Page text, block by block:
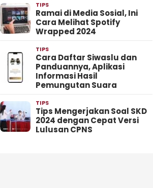
TIPS
Ramai di Media Sosial, Ini
Cara Melihat Spotify
Wrapped 2024
TIPS
Cara Daftar Siwaslu dan
Panduannya, Aplikasi
Informasi Hasil
Pemungutan Suara
TIPS
Tips Mengerjakan Soal SKD
2024 dengan Cepat Versi
Lulusan CPNS